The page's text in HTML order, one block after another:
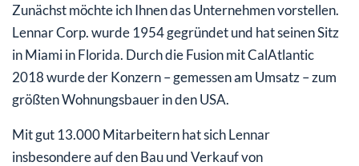
Zunächst möchte ich Ihnen das Unternehmen vorstellen.
Lennar Corp. wurde 1954 gegründet und hat seinen Sitz
in Miami in Florida. Durch die Fusion mit CalAtlantic
2018 wurde der Konzern – gemessen am Umsatz – zum
größten Wohnungsbauer in den USA.
Mit gut 13.000 Mitarbeitern hat sich Lennar
insbesondere auf den Bau und Verkauf von